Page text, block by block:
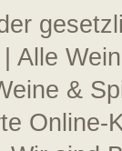
Alle
&